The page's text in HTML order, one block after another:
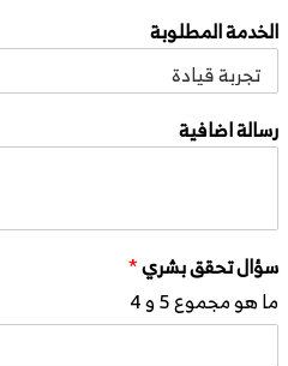
الخدمة المطلوبة
رسالة اضافية
سؤال تحقق بشري*
ما هو مجموع 5 و 4